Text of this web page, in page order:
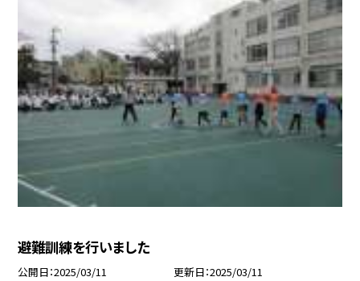
避難訓練を行いました
公開日 2025/03/11 更新日 2025/03/11